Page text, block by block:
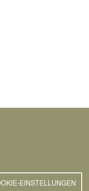
EINSTELLUNGEN